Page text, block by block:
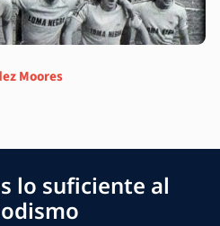
Moores
lo suficiente al